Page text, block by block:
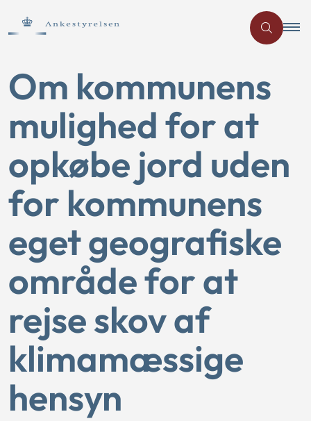
Om kommunens
mulighed for at
opkøbe jord uden
for kommunens
eget geografiske
område for at
rejse skov af
klimamæssige
hensyn